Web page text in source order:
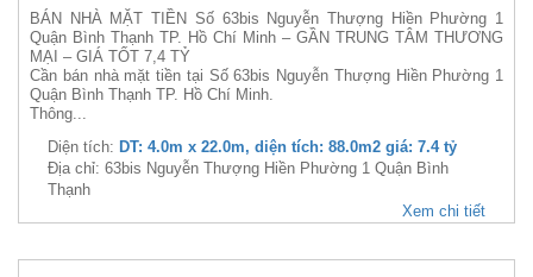
BÁN NHÀ MẶT TIỀN Số 63bis Nguyễn Thượng Hiền Phường 1
Quận Bình Thạnh TP. Hồ Chí Minh – GẦN TRUNG TÂM THƯƠNG
MẠI – GIÁ TỐT 7,4 TỶ
Cần bán nhà mặt tiền tại Số 63bis Nguyễn Thượng Hiền Phường 1
Quận Bình Thạnh TP. Hồ Chí Minh.
Thông...
Diện tích: DT: 4.0m x 22.0m, diện tích: 88.0m2 giá: 7.4 tỷ
Địa chỉ: 63bis Nguyễn Thượng Hiền Phường 1 Quận Bình
Thạnh
Xem chi tiết